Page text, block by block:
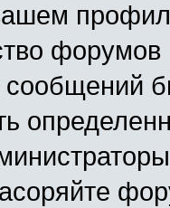
форумов
сообщений